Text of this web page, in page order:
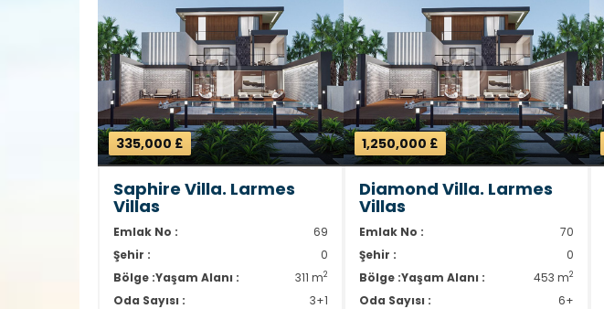
335,000 £
Saphire Villa. Larmes
Villas
Emlak No :
69
Şehir :
0
Bölge :Yaşam Alanı : 311 m2
Oda Sayısı : 3+1
1,250,000 £
Diamond Villa. Larmes
Villas
Emlak No :
70
Şehir :
0
Bölge :Yaşam Alanı : 453 m2
Oda Sayısı : 6+